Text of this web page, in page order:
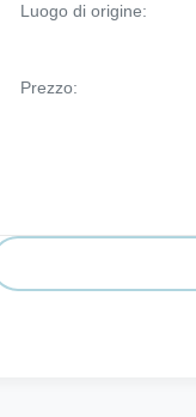
Luogo di origine:
Prezzo: